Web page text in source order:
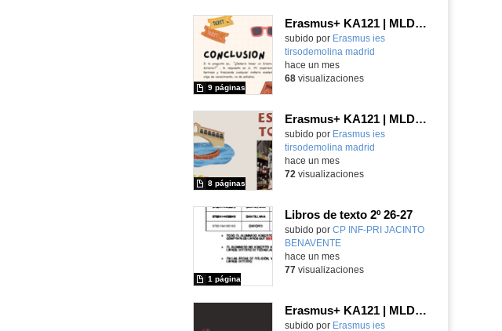
Erasmus+ KA121 | MLD | Student Presentation 2 | San Bonifacio-Verona 2025
Contenido educativo.
subido por Erasmus ies
tirsodemolina madrid
9 páginas
hace un mes
68visualizaciones
Erasmus+ KA121 | MLD | Presentación 1 | Verona 2025
Contenido educativo.
subido por Erasmus ies
tirsodemolina madrid
8 páginas
hace un mes
72 visualizaciones
Libros de texto 2º 26-27
subido por CP INF-PRI JACINTO
BENAVENTE
1 página
-
hace un mes
77visualizaciones
Erasmus+ KA121 | MLD | Student Presentation | Turin 2025
Contenido educativo.
subido por Erasmus ies